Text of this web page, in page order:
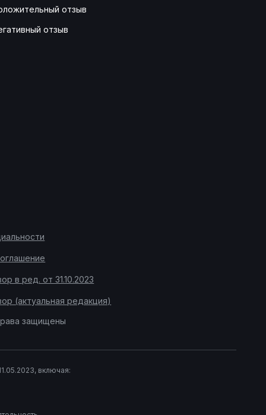
отзыв
отзыв
в ред. от 31.10.2023
(актуальная редакция)
защищены
включая: